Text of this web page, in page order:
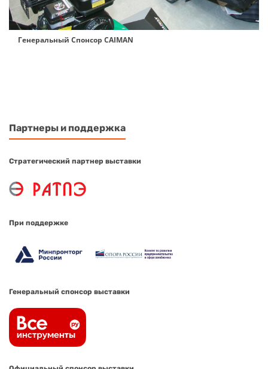
Генеральный Спонсор CAIMAN
Партнеры и поддержка
Стратегический партнер выставки
При поддержке
Генеральный спонсор выставки